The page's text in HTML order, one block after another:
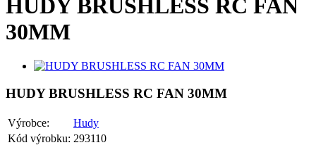
HUDY BRUSHLESS RC FAN
30MM
HUDY BRUSHLESS RC FAN 30MM
Výrobce:
Hudy
Kód výrobku: 293110